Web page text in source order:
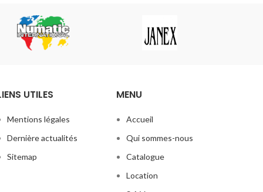
UTILES
Mentions légales
Dernière actualités
Sitemap
MENU
Accueil
Qui sommes-nous
Catalogue
Location